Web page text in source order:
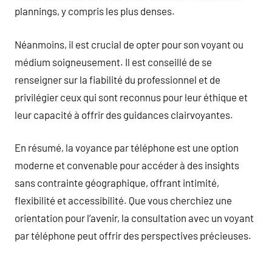
plannings, y compris les plus denses.
Néanmoins, il est crucial de opter pour son voyant ou
médium soigneusement. Il est conseillé de se
renseigner sur la fiabilité du professionnel et de
privilégier ceux qui sont reconnus pour leur éthique et
leur capacité à offrir des guidances clairvoyantes.
En résumé, la voyance par téléphone est une option
moderne et convenable pour accéder à des insights
sans contrainte géographique, offrant intimité,
flexibilité et accessibilité. Que vous cherchiez une
orientation pour l’avenir, la consultation avec un voyant
par téléphone peut offrir des perspectives précieuses.